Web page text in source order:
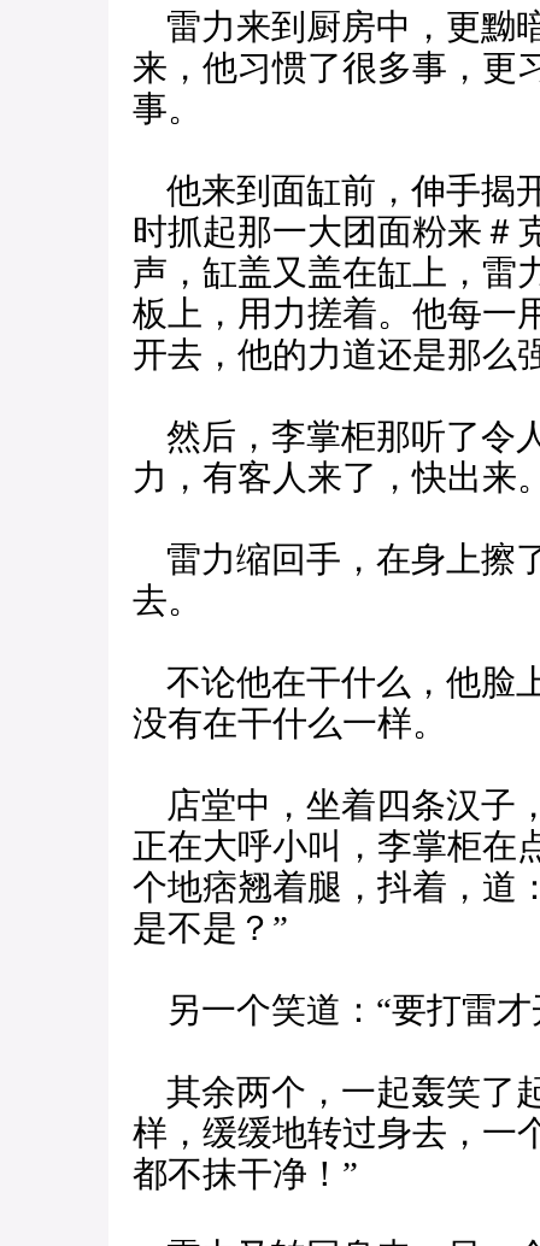
雷力来到厨房中，更黝
来，他习惯了很多事，更
事。
他来到面缸前，伸手揭
时抓起那一大团面粉来＃
声，缸盖又盖在缸上，雷
板上，用力搓着。他每一
开去，他的力道还是那么
然后，李掌柜那听了令
力，有客人来了，快出来
雷力缩回手，在身上擦
去。
不论他在干什么，他脸
没有在干什么一样。
店堂中，坐着四条汉子
正在大呼小叫，李掌柜在
个地痞翘着腿，抖着，道
是不是？”
另一个笑道：“要打雷才
其余两个，一起轰笑了
样，缓缓地转过身去，一
都不抹干净！”